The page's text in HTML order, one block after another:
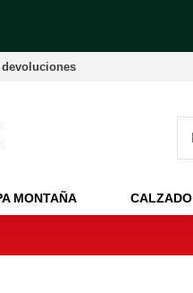
MONTAÑA CALZADO